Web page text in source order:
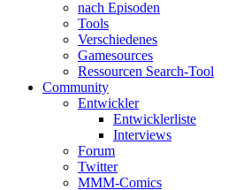
nach Episoden
Tools
Verschiedenes
Gamesources
Ressourcen Search-Tool
Community
Entwickler
Entwicklerliste
Interviews
Forum
Twitter
MMM-Comics